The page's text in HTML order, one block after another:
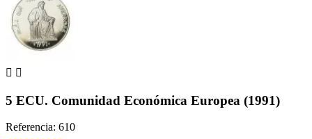
 
5 ECU. Comunidad Económica Europea (1991)
Referencia: 610